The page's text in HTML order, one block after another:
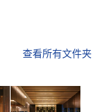
查看所有文件夹